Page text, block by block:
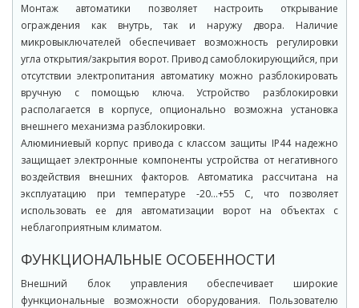
Монтаж автоматики позволяет настроить открывание
ограждения как внутрь, так и наружу двора. Наличие
микровыключателей обеспечивает возможность регулировки
угла открытия/закрытия ворот. Привод самоблокирующийся, при
отсутствии электропитания автоматику можно разблокировать
вручную с помощью ключа. Устройство разблокировки
располагается в корпусе, опционально возможна установка
внешнего механизма разблокировки.
Алюминиевый корпус привода с классом защиты IP44 надежно
защищает электронные компоненты устройства от негативного
воздействия внешних факторов. Автоматика рассчитана на
эксплуатацию при температуре -20…+55 С, что позволяет
использовать ее для автоматизации ворот на объектах с
неблагоприятным климатом.
ФУНКЦИОНАЛЬНЫЕ ОСОБЕННОСТИ
Внешний блок управления обеспечивает широкие
функциональные возможности оборудования. Пользователю